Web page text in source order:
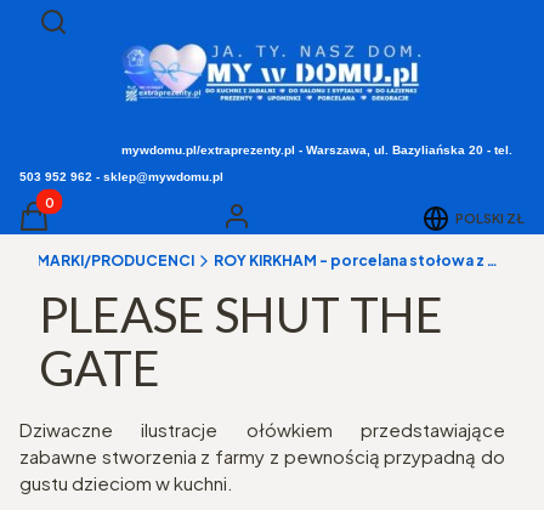
Otwórz wyszukiwarkę
Szukaj
mywdomu.pl/extraprezenty.pl - Warszawa, ul. Bazyliańska 20 - tel.
503 952 962 - sklep@mywdomu.pl
Produkty w koszyku: 0. Zobacz szczegóły
Koszyk Zaloguj się POLSKI ZŁ
▸ MARKI/PRODUCENCI ROY KIRKHAM - porcelana stołowa z Anglii
PLEASE SHUT THE
GATE
Dziwaczne ilustracje ołówkiem przedstawiające
zabawne stworzenia z farmy z pewnością przypadną do
gustu dzieciom w kuchni.